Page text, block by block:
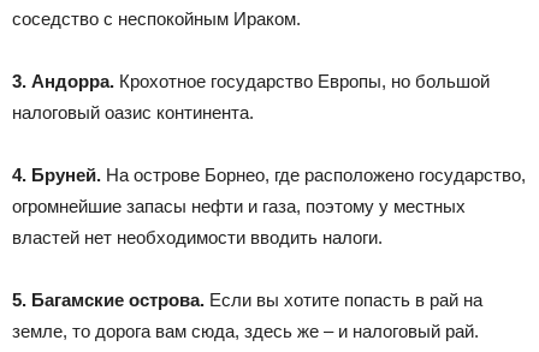
соседство с неспокойным Ираком.
3. Андорра. Крохотное государство Европы, но большой
налоговый оазис континента.
4. Бруней. На острове Борнео, где расположено государство,
огромнейшие запасы нефти и газа, поэтому у местных
властей нет необходимости вводить налоги.
5. Багамские острова. Если вы хотите попасть в рай на
земле, то дорога вам сюда, здесь же – и налоговый рай.